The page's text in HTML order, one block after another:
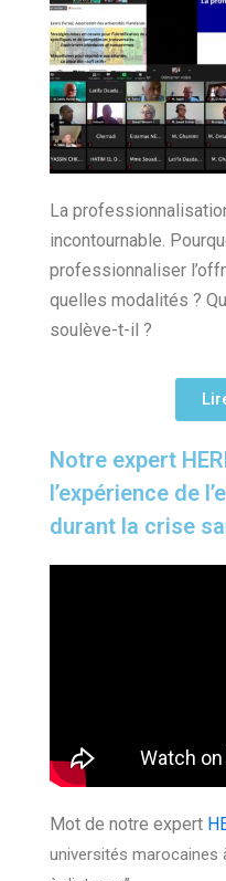
La
incontournable.
professionnaliser
quelles modalités ?
soulève-t-il ?
Notre expert
l’expérience de
durant la crise
Mot de notre expert
universités marocaines